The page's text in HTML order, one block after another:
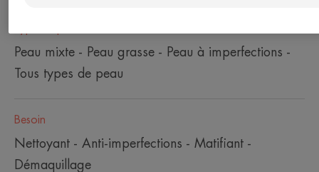
Peau mixte - Peau grasse - Peau à imperfections -
Tous types de peau
Besoin
Nettoyant - Anti-imperfections - Matifiant -
Démaquillage